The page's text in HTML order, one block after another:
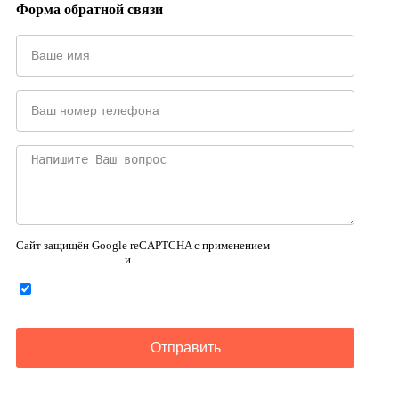
Форма обратной связи
Сайт защищён Google reCAPTCHA с применением
и
Отправить